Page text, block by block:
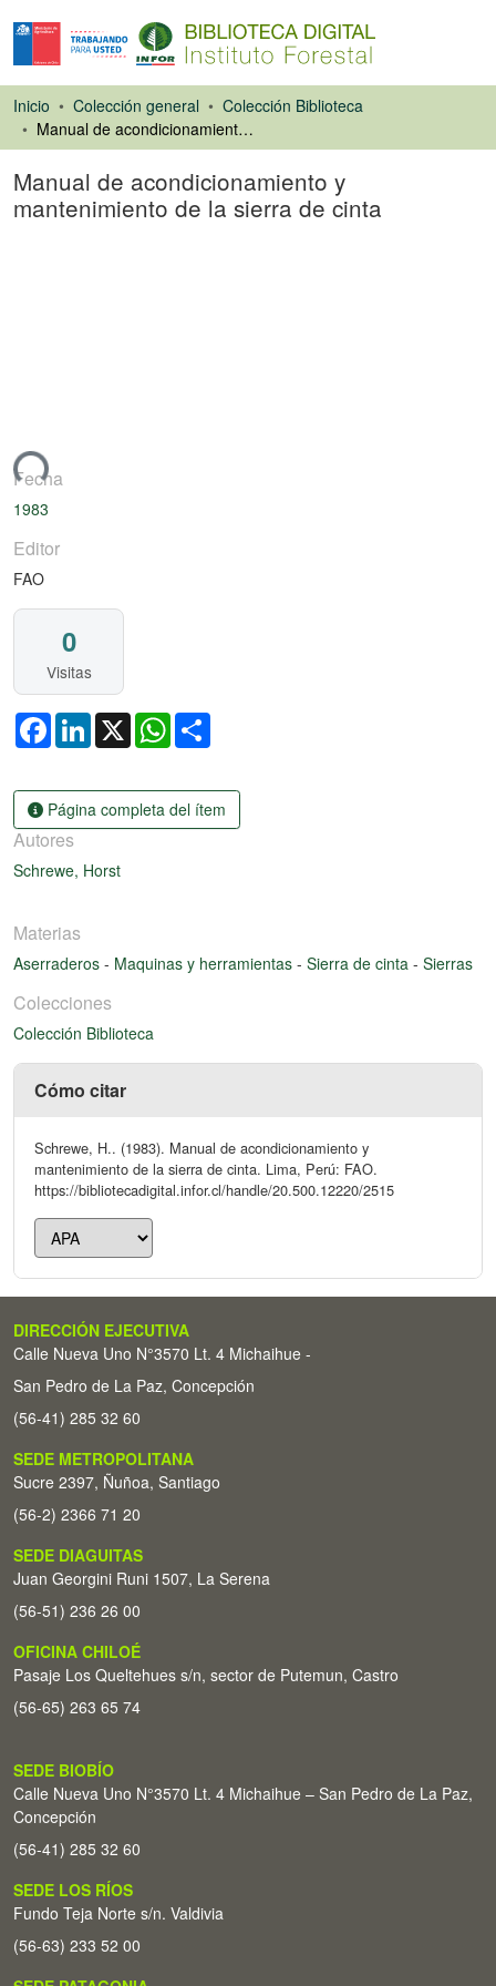
Inicio Colección general
Colección Biblioteca
Manual de acondicionamiento y mantenimiento de la sierra de cinta
Manual de acondicionamiento y
mantenimiento de la sierra de cinta
Fecha
1983
Editor
FAO
0
Visitas
FacebookLinkedIn
X WhatsApp
Página completa del ítem
Autores
Schrewe, Horst
Materias
Aserraderos - Maquinas y herramientas - Sierra de cinta - Sierras
Colecciones
Colección Biblioteca
Cómo citar
Schrewe, H.. (1983). Manual de acondicionamiento y
mantenimiento de la sierra de cinta. Lima, Perú: FAO.
https://bibliotecadigital.infor.cl/handle/20.500.12220/2515
DIRECCIÓN EJECUTIVA
Calle Nueva Uno N°3570 Lt. 4 Michaihue -
San Pedro de La Paz, Concepción
(56-41) 285 32 60
SEDE METROPOLITANA
Sucre 2397, Ñuñoa, Santiago
(56-2) 2366 71 20
SEDE DIAGUITAS
Juan Georgini Runi 1507, La Serena
(56-51) 236 26 00
OFICINA CHILOÉ
Pasaje Los Queltehues s/n, sector de Putemun, Castro
(56-65) 263 65 74
SEDE BIOBÍO
Calle Nueva Uno N°3570 Lt. 4 Michaihue – San Pedro de La Paz,
Concepción
(56-41) 285 32 60
SEDE LOS RÍOS
Fundo Teja Norte s/n. Valdivia
(56-63) 233 52 00